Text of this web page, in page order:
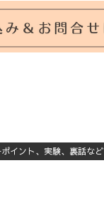
イント、実験、裏話など